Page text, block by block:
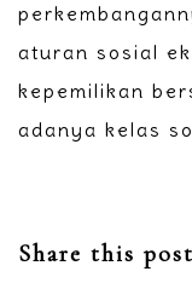
aturan sosial
kepemilikan
adanya kelas
Share this post